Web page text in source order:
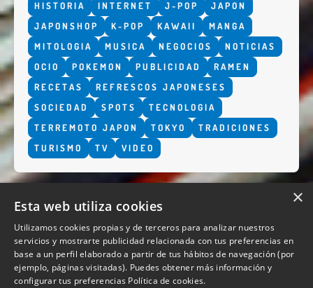
HISTORIA
INTERNET J-POP
JAPON
JAPONSHOP
K-POP KAWAII
MANGA
MITOLOGIA
MUSICA NEGOCIOS
NOTICIAS
OCIO
POKEMON PUBLICIDAD
RAMEN
RECETAS
REFRESCOS JAPONESES
SOCIEDAD
SPOTS
TECNOLOGIA
TERREMOTO JAPON
TOKYO
TRADICIONES
TURISMO
TV VIDEO
QUIENES SOMOS
×
Esta web utiliza cookies
Utilizamos cookies propias y de terceros para analizar nuestros
servicios y mostrarte publicidad relacionada con tus preferencias en
base a un perfil elaborado a partir de tus hábitos de navegación (por
ejemplo, páginas visitadas). Puedes obtener más información y
configurar tus preferencias Política de cookies.